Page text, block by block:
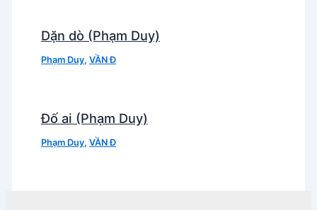
Dặn dò (Phạm Duy)
Phạm Duy, VẦN Đ
Đố ai (Phạm Duy)
Phạm Duy, VẦN Đ